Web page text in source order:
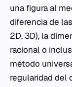
una figura al
diferencia de
2D, 3D), la
racional o
método
regularidad del